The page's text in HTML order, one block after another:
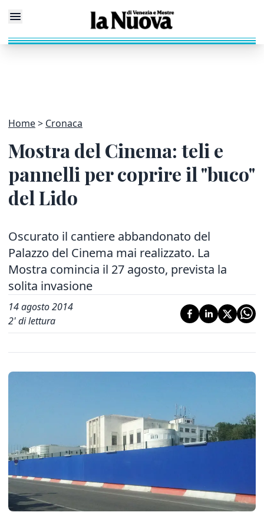
Home Cronaca
Mostra del Cinema: teli e
pannelli per coprire il "buco"
del Lido
Oscurato il cantiere abbandonato del
Palazzo del Cinema mai realizzato. La
Mostra comincia il 27 agosto, prevista la
solita invasione
14 agosto 2014
2' di lettura